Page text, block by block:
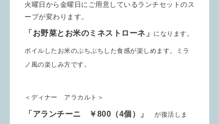
火曜日から金曜日にご用意しているランチセットのス
ープが変わります。
「お野菜とお米のミネストローネ」 になります。
ボイルしたお米のぷちぷちした食感が楽しめます。ミラ
ノ風の楽しみ方です。
＜ディナー アラカルト＞
「アランチーニ ￥800（4個）」
が復活しま